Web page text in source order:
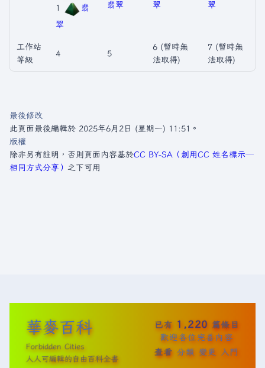
1
翡
翠
翡翠
翠
翠
工作站
等級
4 5
6 (暫時無
法取得)
7 (暫時無
法取得)
最後修改
此頁面最後編輯於 2025年6月2日 (星期一) 11:51。
版權
除非另有註明，否則頁面內容基於CC BY-SA（創用CC 姓名標示─
相同方式分享） 之下可用
華麥百科
Forbidden Cities
人人可編輯的自由百科全書
已有 1,220 篇條目
歡迎各位完善內容
查看 分類 變更 入門